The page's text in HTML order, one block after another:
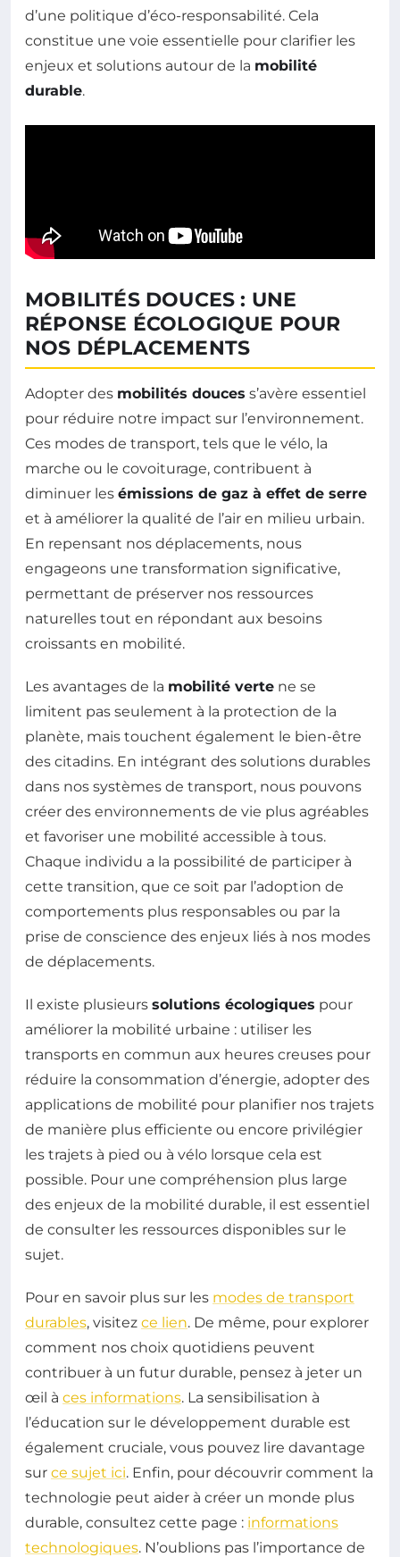
d’une politique d’éco-responsabilité. Cela
constitue une voie essentielle pour clarifier les
enjeux et solutions autour de la mobilité
durable.
MOBILITÉS DOUCES : UNE
RÉPONSE ÉCOLOGIQUE POUR
NOS DÉPLACEMENTS
Adopter des mobilités douces s’avère essentiel
pour réduire notre impact sur l’environnement.
Ces modes de transport, tels que le vélo, la
marche ou le covoiturage, contribuent à
diminuer les émissions de gaz à effet de serre
et à améliorer la qualité de l’air en milieu urbain.
En repensant nos déplacements, nous
engageons une transformation significative,
permettant de préserver nos ressources
naturelles tout en répondant aux besoins
croissants en mobilité.
Les avantages de la mobilité verte ne se
limitent pas seulement à la protection de la
planète, mais touchent également le bien-être
des citadins. En intégrant des solutions durables
dans nos systèmes de transport, nous pouvons
créer des environnements de vie plus agréables
et favoriser une mobilité accessible à tous.
Chaque individu a la possibilité de participer à
cette transition, que ce soit par l’adoption de
comportements plus responsables ou par la
prise de conscience des enjeux liés à nos modes
de déplacements.
Il existe plusieurs solutions écologiques pour
améliorer la mobilité urbaine : utiliser les
transports en commun aux heures creuses pour
réduire la consommation d’énergie, adopter des
applications de mobilité pour planifier nos trajets
de manière plus efficiente ou encore privilégier
les trajets à pied ou à vélo lorsque cela est
possible. Pour une compréhension plus large
des enjeux de la mobilité durable, il est essentiel
de consulter les ressources disponibles sur le
sujet.
Pour en savoir plus sur les modes de transport
durables, visitez ce lien. De même, pour explorer
comment nos choix quotidiens peuvent
contribuer à un futur durable, pensez à jeter un
œil à ces informations. La sensibilisation à
l’éducation sur le développement durable est
également cruciale, vous pouvez lire davantage
sur ce sujet ici. Enfin, pour découvrir comment la
technologie peut aider à créer un monde plus
durable, consultez cette page : informations
technologiques. N’oublions pas l’importance de